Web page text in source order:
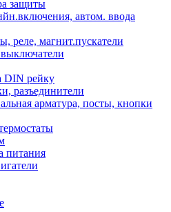
защиты
автом. ввода
реле, магнит.пускатели
DIN рейку
разъединители
арматура, посты, кнопки
питания